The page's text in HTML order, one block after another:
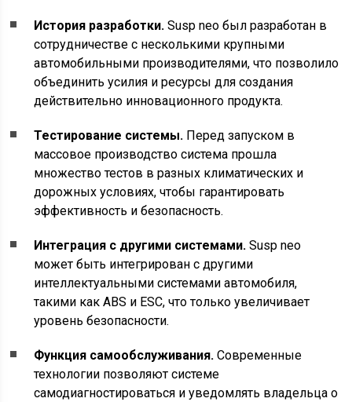
История разработки. Susp neo был разработан в
сотрудничестве с несколькими крупными
автомобильными производителями, что позволило
объединить усилия и ресурсы для создания
действительно инновационного продукта.
Тестирование системы. Перед запуском в
массовое производство система прошла
множество тестов в разных климатических и
дорожных условиях, чтобы гарантировать
эффективность и безопасность.
Интеграция с другими системами. Susp neo
может быть интегрирован с другими
интеллектуальными системами автомобиля,
такими как ABS и ESC, что только увеличивает
уровень безопасности.
Функция самообслуживания. Современные
технологии позволяют системе
самодиагностироваться и уведомлять владельца о